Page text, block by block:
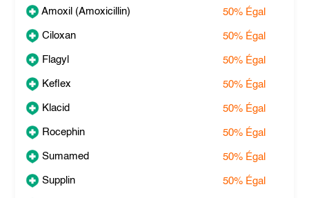
Amoxil (Amoxicillin) 50% Égal
Ciloxan 50% Égal
Flagyl 50% Égal
Keflex 50% Égal
Klacid 50% Égal
Rocephin 50% Égal
Sumamed 50% Égal
Supplin 50% Égal